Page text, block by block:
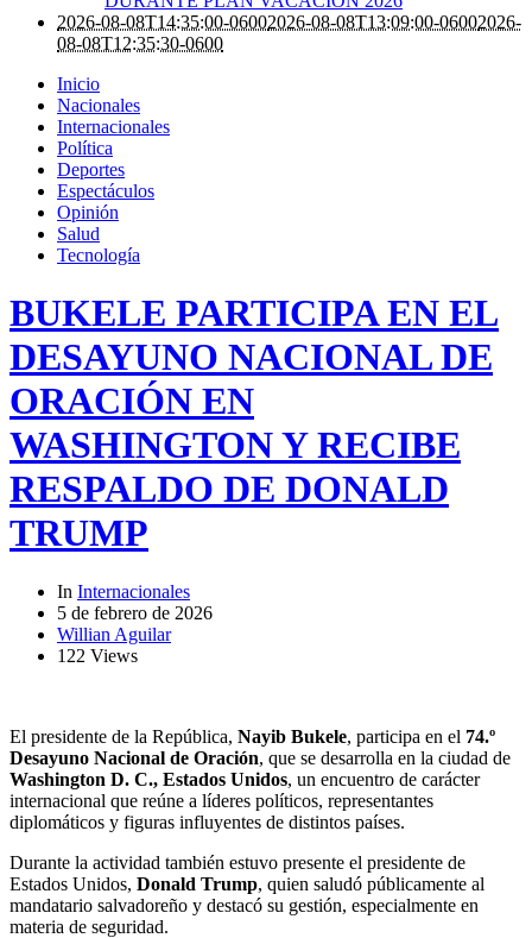
2026-08-08T14:35:00-06002026-08-08T13:09:00-06002026-
08-08T12:35:30-0600
Inicio
Nacionales
Internacionales
Política
Deportes
Espectáculos
Opinión
Salud
Tecnología
BUKELE PARTICIPA EN EL
DESAYUNO NACIONAL DE
ORACIÓN EN
WASHINGTON Y RECIBE
RESPALDO DE DONALD
TRUMP
In Internacionales
5 de febrero de 2026
Willian Aguilar
122 Views
El presidente de la República, Nayib Bukele, participa en el 74.º
Desayuno Nacional de Oración, que se desarrolla en la ciudad de
Washington D. C., Estados Unidos, un encuentro de carácter
internacional que reúne a líderes políticos, representantes
diplomáticos y figuras influyentes de distintos países.
Durante la actividad también estuvo presente el presidente de
Estados Unidos, Donald Trump, quien saludó públicamente al
mandatario salvadoreño y destacó su gestión, especialmente en
materia de seguridad.